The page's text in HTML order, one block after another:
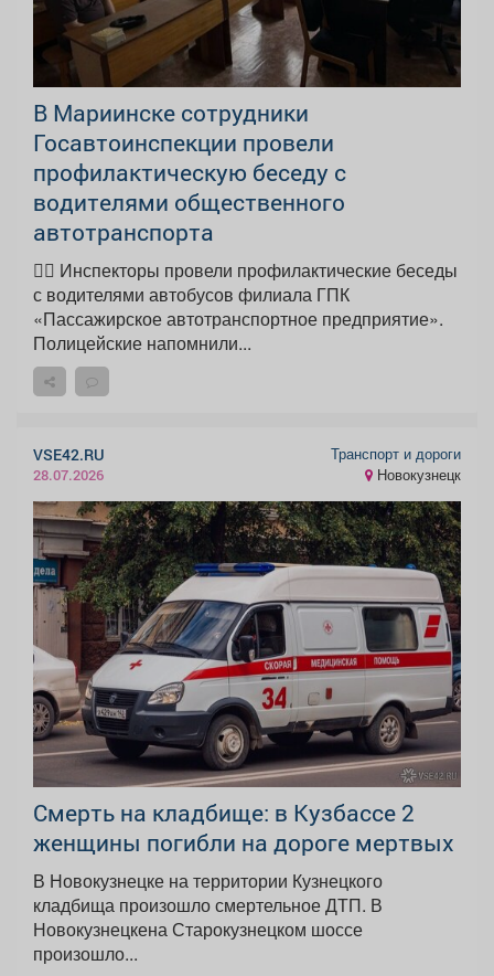
В Мариинске сотрудники
Госавтоинспекции провели
профилактическую беседу с
водителями общественного
автотранспорта
👮‍♂ Инспекторы провели профилактические беседы
с водителями автобусов филиала ГПК
«Пассажирское автотранспортное предприятие».
Полицейские напомнили...
VSE42.RU
28.07.2026
Транспорт и дороги
Новокузнецк
Смерть на кладбище: в Кузбассе 2
женщины погибли на дороге мертвых
В Новокузнецке на территории Кузнецкого
кладбища произошло смертельное ДТП. В
Новокузнецкена Старокузнецком шоссе
произошло...